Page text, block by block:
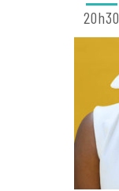
20h30